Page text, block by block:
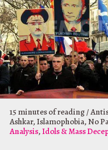
15 minutes of reading/
Ashkar,Islamophobia,No
Analysis,Idols & Mass